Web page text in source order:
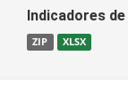
Indicadores
ZIP XLSX